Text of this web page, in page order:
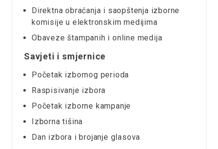
Direktna obraćanja i saopštenja izborne
komisije u elektronskim medijima
Obaveze štampanih i online medija
Savjeti i smjernice
Početak izbornog perioda
Raspisivanje izbora
Početak izborne kampanje
Izborna tišina
Dan izbora i brojanje glasova